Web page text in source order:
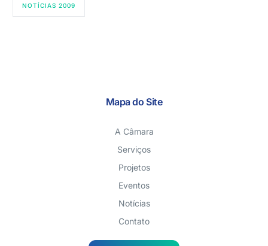
NOTÍCIAS 2009
Mapa do Site
A Câmara
Serviços
Projetos
Eventos
Notícias
Contato